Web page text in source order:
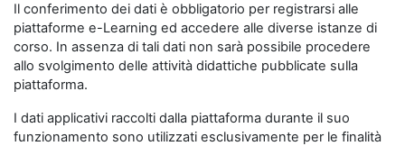
Il conferimento dei dati è obbligatorio per registrarsi alle
piattaforme e-Learning ed accedere alle diverse istanze di
corso. In assenza di tali dati non sarà possibile procedere
allo svolgimento delle attività didattiche pubblicate sulla
piattaforma.
I dati applicativi raccolti dalla piattaforma durante il suo
funzionamento sono utilizzati esclusivamente per le finalità